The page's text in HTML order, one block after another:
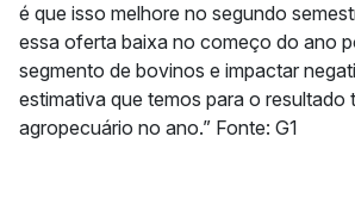
é que isso melhore no segundo
essa oferta baixa no começo do ano
segmento de bovinos e impactar
estimativa que temos para o resultado
agropecuário no ano.” Fonte: G1